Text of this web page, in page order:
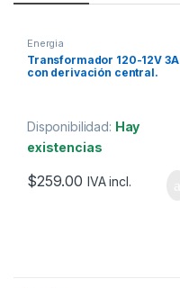
Energia
Transformador 120-12V 3A
con derivación central.
Disponibilidad: Hay
existencias
$259.00 IVA incl.